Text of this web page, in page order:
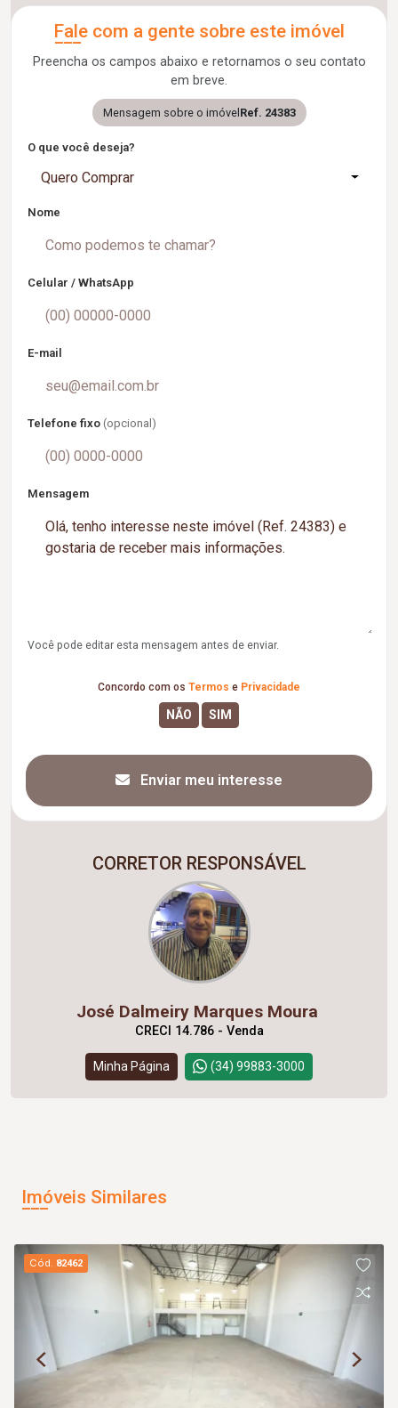
Fale com a gente sobre este imóvel
Preencha os campos abaixo e retornamos o seu contato
em breve.
Mensagem sobre o imóvelRef. 24383
O que você deseja?
Quero Comprar
Nome
Celular / WhatsApp
E-mail
Telefone fixo (opcional)
Mensagem
Você pode editar esta mensagem antes de enviar.
Concordo com os Termos e Privacidade
Enviar meu interesse
CORRETOR RESPONSÁVEL
José Dalmeiry Marques Moura
CRECI 14.786 - Venda
Minha Página (34) 99883-3000
Imóveis Similares
Cód. 82462